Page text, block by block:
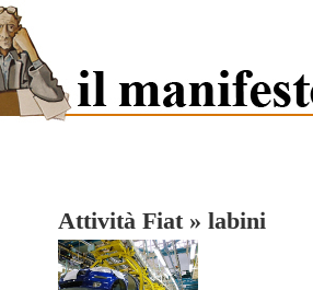
Attività Fiat» labini